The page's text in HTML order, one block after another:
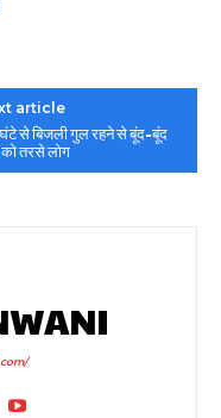
article
से बिजली गुल रहने से बूंद-बूंद
को तरसे लोग